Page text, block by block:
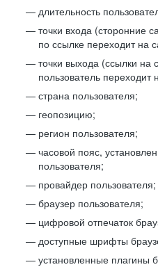
длительность
точки входа (сторонние
по ссылке переходит на
точки выхода (ссылки на
пользователь переходит
страна пользователя;
геопозицию;
регион пользователя;
часовой пояс,
пользователя;
провайдер пользователя;
браузер пользователя;
цифровой отпечаток
доступные шрифты
установленные плагины